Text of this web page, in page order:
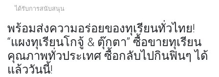
ได้รับการสนับสนุน
พร้อมส่งความอร่อยของทุเรียนทั่วไทย!
“แผงทุเรียนโกจู้ & ตุ๊กตา” ซื้อขายทุเรียน
คุณภาพทั่วประเทศ ซื้อกลับไปกินฟินๆ ได้
แล้ววันนี้!